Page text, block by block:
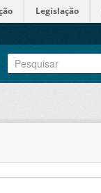
Legislação